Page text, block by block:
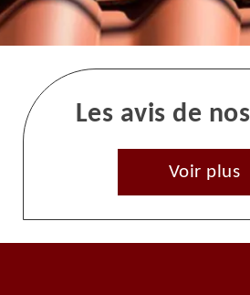
Les avis de
Voir plus